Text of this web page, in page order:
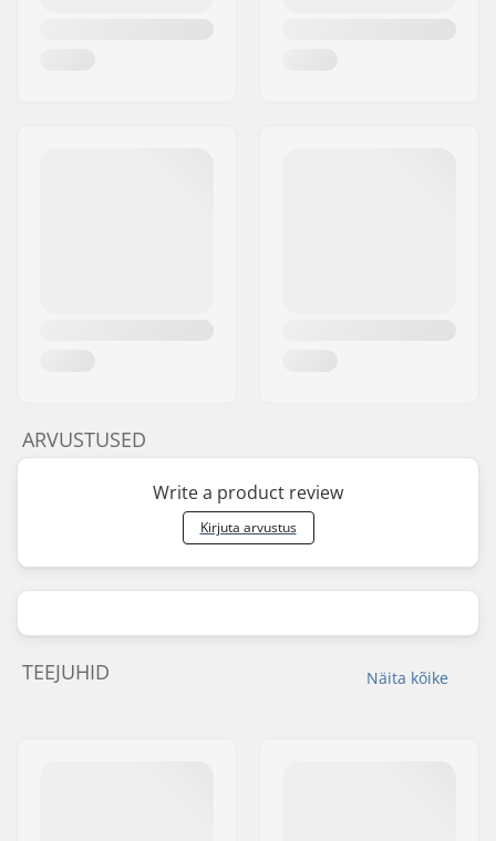
ARVUSTUSED
Write a product review
Kirjuta arvustus
Näita kõike
TEEJUHID